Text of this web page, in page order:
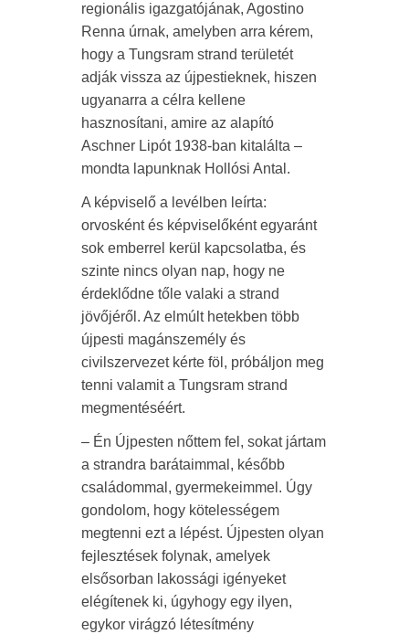
regionális igazgatójának, Agostino
Renna úrnak, amelyben arra kérem,
hogy a Tungsram strand területét
adják vissza az újpestieknek, hiszen
ugyanarra a célra kellene
hasznosítani, amire az alapító
Aschner Lipót 1938-ban kitalálta –
mondta lapunknak Hollósi Antal.
A képviselő a levélben leírta:
orvosként és képviselőként egyaránt
sok emberrel kerül kapcsolatba, és
szinte nincs olyan nap, hogy ne
érdeklődne tőle valaki a strand
jövőjéről. Az elmúlt hetekben több
újpesti magánszemély és
civilszervezet kérte föl, próbáljon meg
tenni valamit a Tungsram strand
megmentéséért.
– Én Újpesten nőttem fel, sokat jártam
a strandra barátaimmal, később
családommal, gyermekeimmel. Úgy
gondolom, hogy kötelességem
megtenni ezt a lépést. Újpesten olyan
fejlesztések folynak, amelyek
elsősorban lakossági igényeket
elégítenek ki, úgyhogy egy ilyen,
egykor virágzó létesítmény